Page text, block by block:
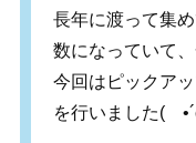
長年に渡って集
数になっていて
今回はピックア